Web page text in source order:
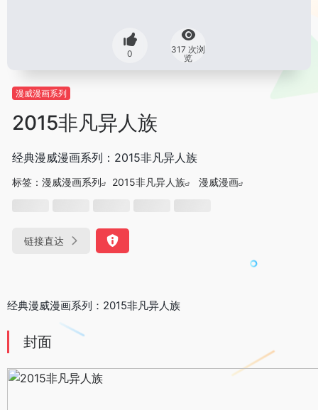
0
317 次浏
览
漫威漫画系列
2015非凡异人族
经典漫威漫画系列：2015非凡异人族
标签： 漫威漫画系列 2015非凡异人族 漫威漫画
链接直达
经典漫威漫画系列：2015非凡异人族
封面